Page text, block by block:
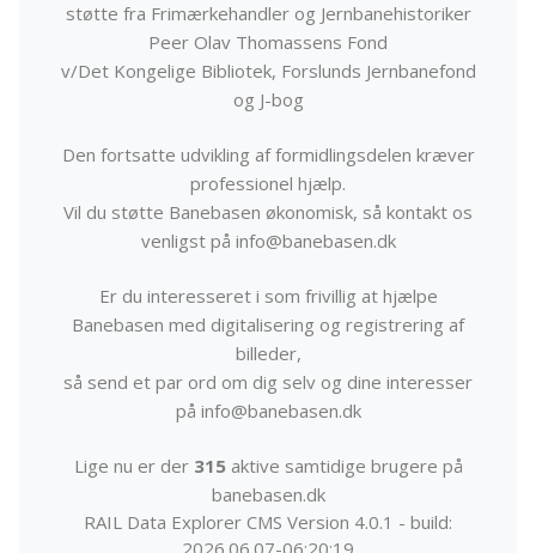
støtte fra Frimærkehandler og Jernbanehistoriker
Peer Olav Thomassens Fond
v/Det Kongelige Bibliotek, Forslunds Jernbanefond
og J-bog
Den fortsatte udvikling af formidlingsdelen kræver
professionel hjælp.
Vil du støtte Banebasen økonomisk, så kontakt os
venligst på info@banebasen.dk
Er du interesseret i som frivillig at hjælpe
Banebasen med digitalisering og registrering af
billeder,
så send et par ord om dig selv og dine interesser
på info@banebasen.dk
Lige nu er der 315aktive samtidige brugere på
banebasen.dk
RAIL Data Explorer CMS Version 4.0.1 - build:
2026.06.07-06:20:19